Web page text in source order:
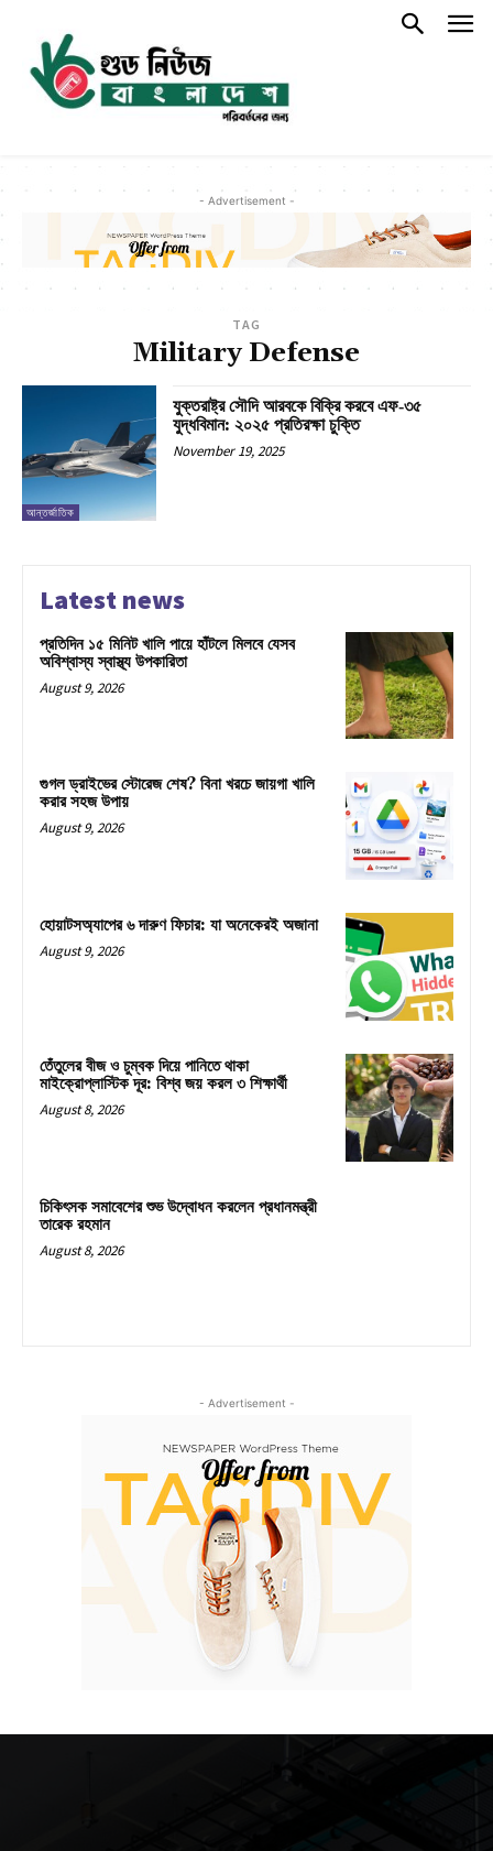
- Advertisement -
TAG
Military Defense
আন্তর্জাতিক
যুক্তরাষ্ট্র সৌদি আরবকে বিক্রি করবে এফ‑৩৫
যুদ্ধবিমান: ২০২৫ প্রতিরক্ষা চুক্তি
November 19, 2025
Latest news
প্রতিদিন ১৫ মিনিট খালি পায়ে হাঁটলে মিলবে যেসব
অবিশ্বাস্য স্বাস্থ্য উপকারিতা
August 9, 2026
গুগল ড্রাইভের স্টোরেজ শেষ? বিনা খরচে জায়গা খালি
করার সহজ উপায়
August 9, 2026
হোয়াটসঅ্যাপের ৬ দারুণ ফিচার: যা অনেকেরই অজানা
August 9, 2026
তেঁতুলের বীজ ও চুম্বক দিয়ে পানিতে থাকা
মাইক্রোপ্লাস্টিক দূর: বিশ্ব জয় করল ৩ শিক্ষার্থী
August 8, 2026
চিকিৎসক সমাবেশের শুভ উদ্বোধন করলেন প্রধানমন্ত্রী
তারেক রহমান
August 8, 2026
- Advertisement -